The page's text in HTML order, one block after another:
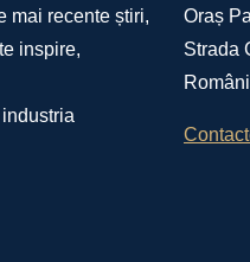
mai recente știri,
inspire,
Oraș
Strada